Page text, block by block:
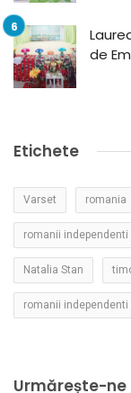
de
Etichete
Varset romania
romanii independenti
Natalia Stan
romanii independenti
Urmărește-ne